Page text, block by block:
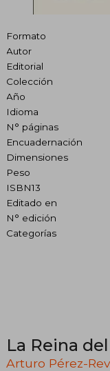
Formato
Autor
Editorial
Colección
Año
Idioma
N° páginas
Encuadernación
Dimensiones
Peso
ISBN13
Editado en
N° edición
Categorías
La Reina
Arturo Pérez-